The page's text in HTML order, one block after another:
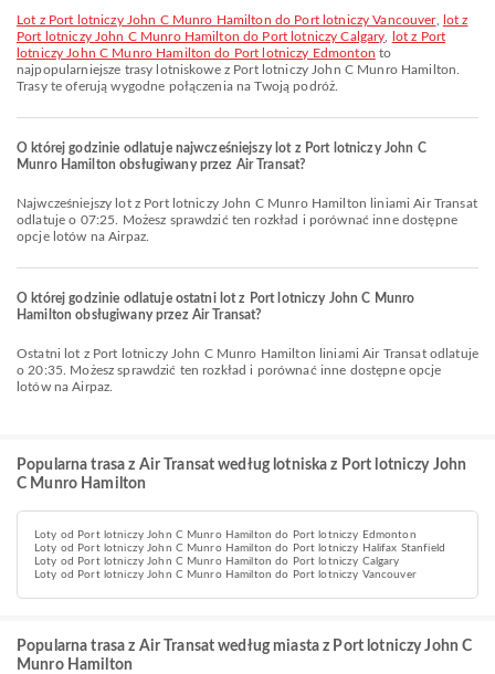
lot z Port lotniczy John C Munro Hamilton do Port lotniczy Vancouver,
lot z
Port lotniczy John C Munro Hamilton do Port lotniczy Calgary
lot z Port
lotniczy John C Munro Hamilton do Port lotniczy Edmonton to
najpopularniejsze trasy lotniskowe z Port lotniczy John C Munro Hamilton.
Trasy te oferują wygodne połączenia na Twoją podróż.
O której godzinie odlatuje najwcześniejszy lot z Port lotniczy John C
Munro Hamilton obsługiwany przez Air Transat?
Najwcześniejszy lot z Port lotniczy John C Munro Hamilton liniami Air Transat
odlatuje o 07:25. Możesz sprawdzić ten rozkład i porównać inne dostępne
opcje lotów na Airpaz.
O której godzinie odlatuje ostatni lot z Port lotniczy John C Munro
Hamilton obsługiwany przez Air Transat?
Ostatni lot z Port lotniczy John C Munro Hamilton liniami Air Transat odlatuje
o 20:35. Możesz sprawdzić ten rozkład i porównać inne dostępne opcje
lotów na Airpaz.
Popularna trasa z Air Transat według lotniska z Port lotniczy John
C Munro Hamilton
Loty od Port lotniczy John C Munro Hamilton do Port lotniczy Edmonton
Loty od Port lotniczy John C Munro Hamilton do Port lotniczy Halifax Stanfield
Loty od Port lotniczy John C Munro Hamilton do Port lotniczy Calgary
Loty od Port lotniczy John C Munro Hamilton do Port lotniczy Vancouver
Popularna trasa z Air Transat według miasta z Port lotniczy John C
Munro Hamilton